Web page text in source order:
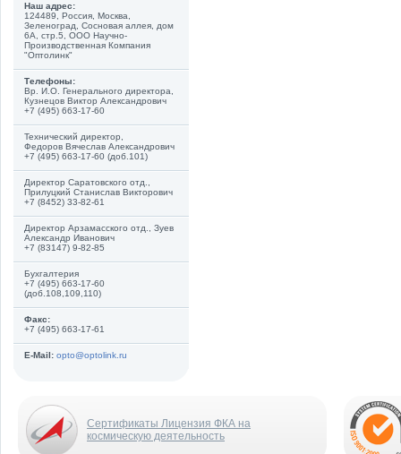
Наш адрес:
124489, Россия, Москва,
Зеленоград, Сосновая аллея, дом
6А, стр.5, ООО Научно-
Производственная Компания
"Оптолинк"
Телефоны:
Вр. И.О. Генерального директора,
Кузнецов Виктор Александрович
+7 (495) 663-17-60
Технический директор,
Федоров Вячеслав Александрович
+7 (495) 663-17-60 (доб.101)
Директор Саратовского отд.,
Прилуцкий Станислав Викторович
+7 (8452) 33-82-61
Директор Арзамасского отд., Зуев
Александр Иванович
+7 (83147) 9-82-85
Бухгалтерия
+7 (495) 663-17-60
(доб.108,109,110)
Факс:
+7 (495) 663-17-61
E-Mail: opto@optolink.ru
Сертификаты Лицензия ФКА на
космическую деятельность